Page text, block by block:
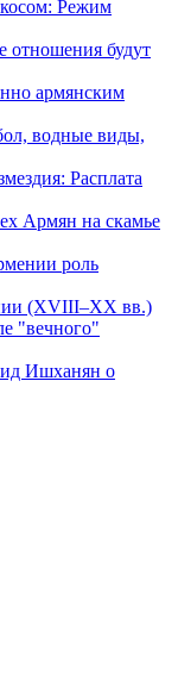
Режим
отношения будут
армянским
водные виды,
Расплата
Армян на скамье
роль
(XVIII–XX вв.)
"вечного"
Ишханян о